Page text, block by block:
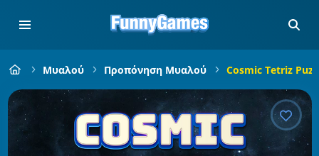
Μυαλού Προπόνηση Μυαλού Cosmic Tetriz